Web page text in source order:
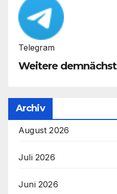
Telegram
Weitere demnächst
Archiv
August 2026
Juli 2026
Juni 2026